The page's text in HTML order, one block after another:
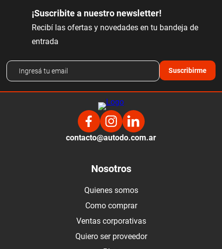
¡Suscribite a nuestro newsletter!
Recibí las ofertas y novedades en tu bandeja de
entrada
Suscribirme
contacto@autodo.com.ar
Nosotros
Quienes somos
Como comprar
Ventas corporativas
Quiero ser proveedor